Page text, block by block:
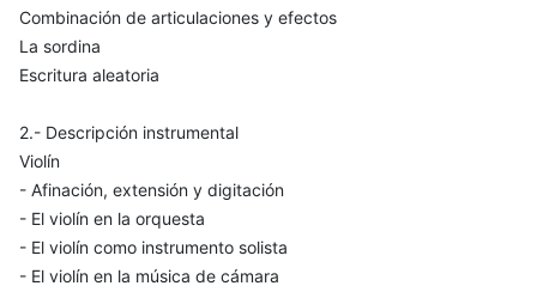
Combinación de articulaciones y efectos
La sordina
Escritura aleatoria
2.- Descripción instrumental
Violín
- Afinación, extensión y digitación
- El violín en la orquesta
- El violín como instrumento solista
- El violín en la música de cámara